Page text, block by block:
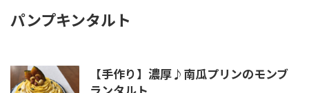
パンプキンタルト
【手作り】濃厚♪南瓜プリンのモンブ